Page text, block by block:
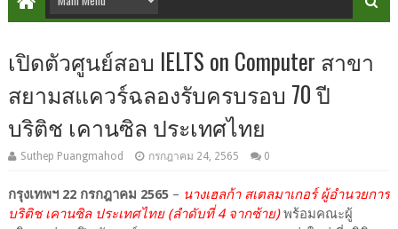
เปิดตัวศูนย์สอบ IELTS on Computer สาขา
สยามสแควร์ฉลองรับครบรอบ 70 ปี
บริติช เคานซิล ประเทศไทย
Suthep Puangmahod กรกฎาคม 24, 2565 0
กรุงเทพฯ 22 กรกฎาคม 2565– นางเฮลก้า สเตลมาเกอร์ ผู้อำนวยการ
บริติช เคานซิล ประเทศไทย (ลำดับที่ 4 จากซ้าย)พร้อมคณะผู้